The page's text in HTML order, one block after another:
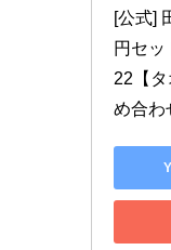
[公式]
円セ
22【
め合わ